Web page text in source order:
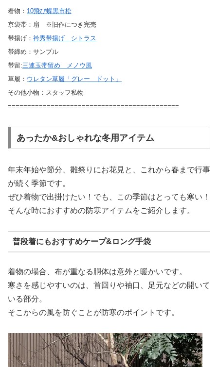
着物： 10飛び蝶黒市松
京袋帯：扇 ※旧作につき完売
帯揚げ： 衿秀帯揚げ シトラス
帯締め：サンプル
帯留:三連玉帯留め メノウ風
草履： ウレタン草履「グレー ドット」
その他小物：スタッフ私物
============================================
あったか&おしゃれな冬用アイテム
年末年始や節分、雛祭りにお花見と、これから春まで行事
が続く季節です。
ぜひ着物で出掛けたい！でも、この季節はとっても寒い！
そんな時におすすめの防寒アイテムをご紹介します。
普段着にもおすすめケープ&ロング手袋
着物の場合、布が重なる胴体は意外と暖かいです。
寒さを感じやすいのは、首回りや袖口、足元などの開いて
いる部分。
そこからの風を防ぐことが防寒のポイントです。